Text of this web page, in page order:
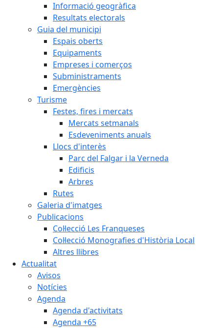
Informació geogràfica
Resultats electorals
Guia del municipi
Espais oberts
Equipaments
Empreses i comerços
Subministraments
Emergències
Turisme
Festes, fires i mercats
Mercats setmanals
Esdeveniments anuals
Llocs d'interès
Parc del Falgar i la Verneda
Edificis
Arbres
Rutes
Galeria d'imatges
Publicacions
Col·lecció Les Franqueses
Col·lecció Monografies d'Història Local
Altres llibres
Actualitat
Avisos
Notícies
Agenda
Agenda d'activitats
Agenda +65